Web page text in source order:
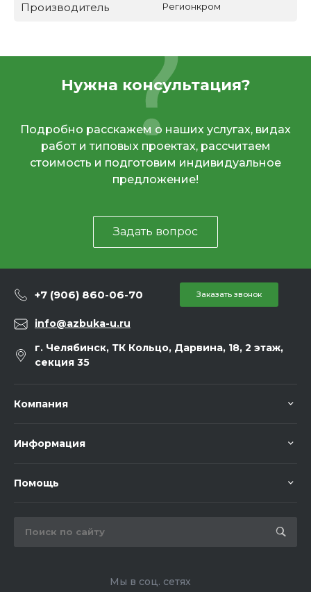
Производитель Регионкром
Нужна консультация?
Подробно расскажем о наших услугах, видах
работ и типовых проектах, рассчитаем
стоимость и подготовим индивидуальное
предложение!
Задать вопрос
+7 (906) 860-06-70 Заказать звонок
info@azbuka-u.ru
г. Челябинск, ТК Кольцо, Дарвина, 18, 2 этаж,
секция 35
Компания
Информация
Помощь
Мы в соц. сетях